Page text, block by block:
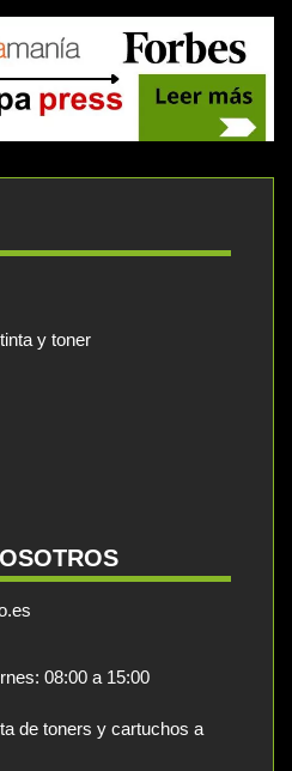
y toner
08:00 a 15:00
de toners y cartuchos a